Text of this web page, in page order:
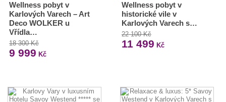
Wellness pobyt v
Karlových Varech – Art
Deco WOLKER u
Vřídla…
18 300 Kč
9 999 Kč
Wellness pobyt v
historické vile v
Karlových Varech s…
22 100 Kč
11 499 Kč